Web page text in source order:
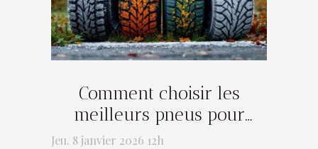
Comment choisir les
meilleurs pneus pour
chaque saison ?
Jeu. 8 janvier 2026 12h